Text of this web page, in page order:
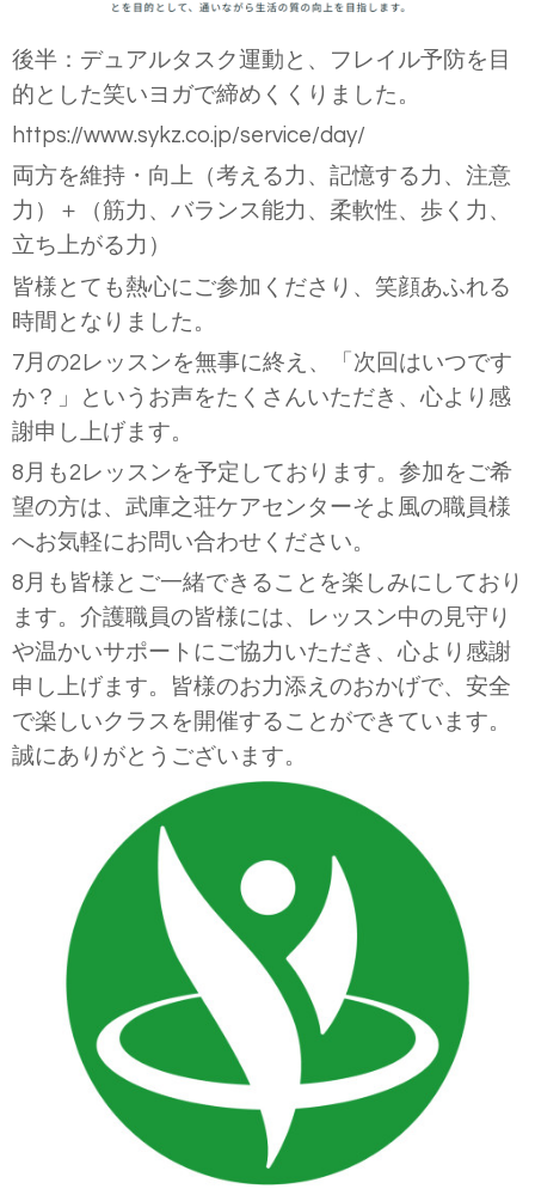
後半：デュアルタスク運動と、フレイル予防を目
的とした笑いヨガで締めくくりました。
https://www.sykz.co.jp/service/day/
両方を維持・向上（考える力、記憶する力、注意
力）＋（筋力、バランス能力、柔軟性、歩く力、
立ち上がる力）
皆様とても熱心にご参加くださり、笑顔あふれる
時間となりました。
7月の2 レッスンを無事に終え、「次回はいつです
か？」というお声をたくさんいただき、心より感
謝申し上げます。
8 月も 2 レッスンを予定しております。参加をご希
望の方は、武庫之荘ケアセンターそよ風の職員様
へお気軽にお問い合わせください。
8 月も皆様とご一緒できることを楽しみにしており
ます。介護職員の皆様には、レッスン中の見守り
や温かいサポートにご協力いただき、心より感謝
申し上げます。皆様のお力添えのおかげで、安全
で楽しいクラスを開催することができています。
誠にありがとうございます。